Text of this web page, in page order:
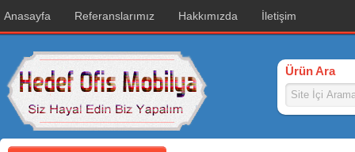
Anasayfa Referanslarımız Hakkımızda İletişim
Ürün Ara